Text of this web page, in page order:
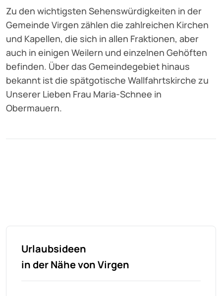
Zu den wichtigsten Sehenswürdigkeiten in der
Gemeinde Virgen zählen die zahlreichen Kirchen
und Kapellen, die sich in allen Fraktionen, aber
auch in einigen Weilern und einzelnen Gehöften
befinden. Über das Gemeindegebiet hinaus
bekannt ist die spätgotische Wallfahrtskirche zu
Unserer Lieben Frau Maria-Schnee in
Obermauern.
Urlaubsideen
in der Nähe von Virgen